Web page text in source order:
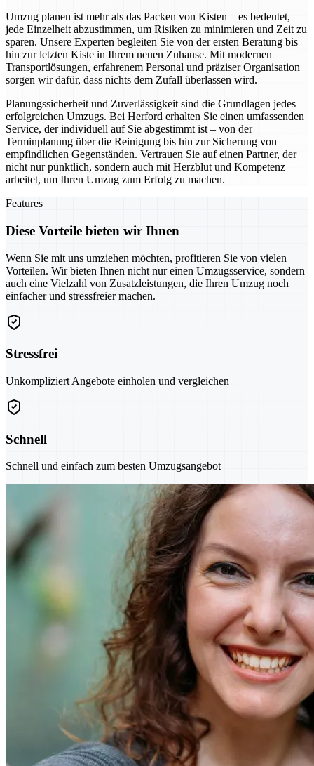
Umzug planen ist mehr als das Packen von Kisten – es bedeutet,
jede Einzelheit abzustimmen, um Risiken zu minimieren und Zeit zu
sparen. Unsere Experten begleiten Sie von der ersten Beratung bis
hin zur letzten Kiste in Ihrem neuen Zuhause. Mit modernen
Transportlösungen, erfahrenem Personal und präziser Organisation
sorgen wir dafür, dass nichts dem Zufall überlassen wird.
Planungssicherheit und Zuverlässigkeit sind die Grundlagen jedes
erfolgreichen Umzugs. Bei Herford erhalten Sie einen umfassenden
Service, der individuell auf Sie abgestimmt ist – von der
Terminplanung über die Reinigung bis hin zur Sicherung von
empfindlichen Gegenständen. Vertrauen Sie auf einen Partner, der
nicht nur pünktlich, sondern auch mit Herzblut und Kompetenz
arbeitet, um Ihren Umzug zum Erfolg zu machen.
Features
Diese Vorteile bieten wir Ihnen
Wenn Sie mit uns umziehen möchten, profitieren Sie von vielen
Vorteilen. Wir bieten Ihnen nicht nur einen Umzugsservice, sondern
auch eine Vielzahl von Zusatzleistungen, die Ihren Umzug noch
einfacher und stressfreier machen.
Stressfrei
Unkompliziert Angebote einholen und vergleichen
Schnell
Schnell und einfach zum besten Umzugsangebot